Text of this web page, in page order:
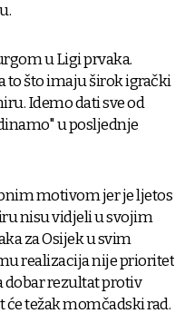
u Ligi prvaka.
to što imaju širok igrački
Idemo dati sve od
u posljednje
motivom jer je ljetos
nisu vidjeli u svojim
za Osijek u svim
realizacija nije prioritet
dobar rezultat protiv
težak momčadski rad.